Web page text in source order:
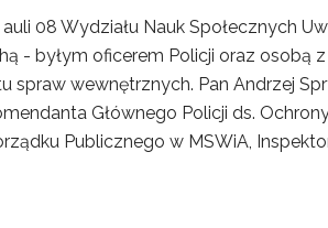
08 Wydziału Nauk Społecznych
- byłym oficerem Policji oraz osobą
spraw wewnętrznych. Pan Andrzej
Głównego Policji ds.
Publicznego w MSWiA,